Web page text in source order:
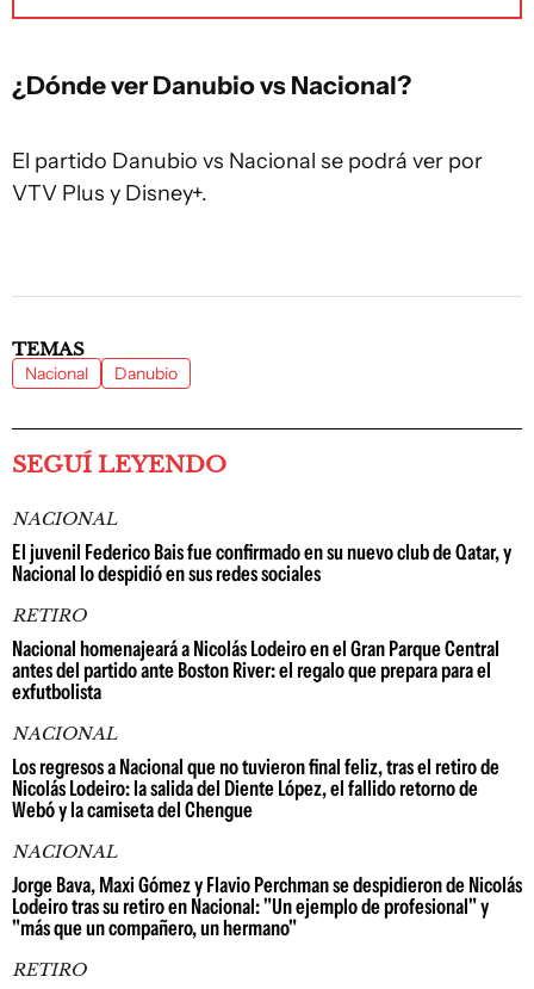
¿Dónde ver Danubio vs Nacional?
El partido Danubio vs Nacional se podrá ver por
VTV Plus y Disney+.
TEMAS
Nacional Danubio
SEGUÍ LEYENDO
NACIONAL
El juvenil Federico Bais fue confirmado en su nuevo club de Qatar, y
Nacional lo despidió en sus redes sociales
RETIRO
Nacional homenajeará a Nicolás Lodeiro en el Gran Parque Central
antes del partido ante Boston River: el regalo que prepara para el
exfutbolista
NACIONAL
Los regresos a Nacional que no tuvieron final feliz, tras el retiro de
Nicolás Lodeiro: la salida del Diente López, el fallido retorno de
Webó y la camiseta del Chengue
NACIONAL
Jorge Bava, Maxi Gómez y Flavio Perchman se despidieron de Nicolás
Lodeiro tras su retiro en Nacional: "Un ejemplo de profesional" y
"más que un compañero, un hermano"
RETIRO